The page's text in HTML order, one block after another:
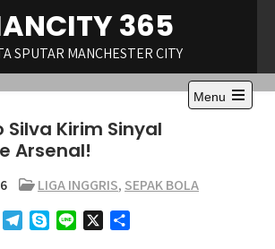
365
SPUTAR MANCHESTER CITY
Menu
Open
Silva Kirim Sinyal
Arsenal!
LIGA INGGRIS, SEPAK BOLA